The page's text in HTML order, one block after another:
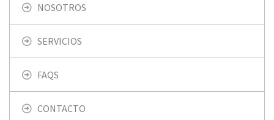
NOSOTROS
SERVICIOS
FAQS
CONTACTO